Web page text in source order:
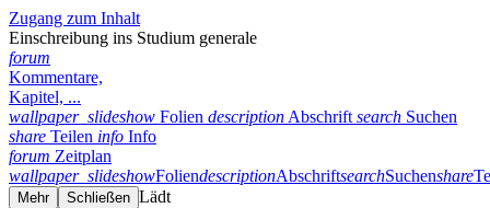
Zugang zum Inhalt
Einschreibung ins Studium generale
forum
Kommentare,
Kapitel, ...
wallpaper_slideshow Folien description Abschrift search Suchen
share Teilen info Info
forum Zeitplan
wallpaper_slideshowFoliendescriptionAbschriftsearchSuchenshare
Mehr Schließen Lädt